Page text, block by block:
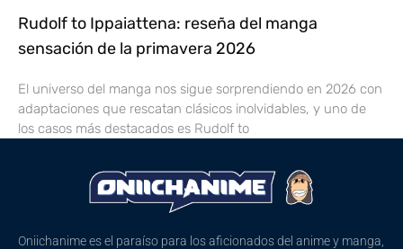
Rudolf to Ippaiattena: reseña del manga
sensación de la primavera 2026
El universo del manga nos sigue sorprendiendo en 2026 con
adaptaciones que rescatan clásicos inolvidables, y uno de
los casos más destacados es Rudolf to
Oniichanime es el paraíso para los aficionados del anime y manga,